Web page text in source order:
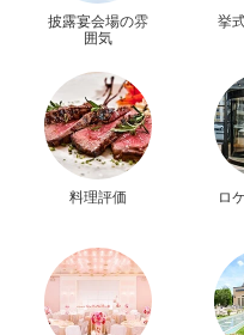
披露宴会場の雰
囲気
挙
料理評価
ロ